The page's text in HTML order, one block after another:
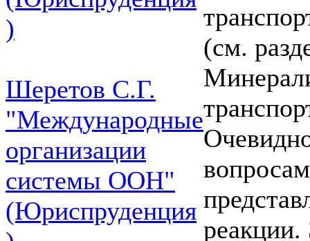
)
Шеретов С.Г.
"Международные
организации
системы ООН"
(Юриспруденция
(см.
реакции.